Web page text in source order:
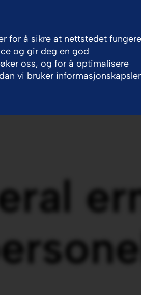
Produkter Jobb hos oss
for å sikre at nettstedet
og gir deg en god
oss, og for å optimalisere
vi bruker